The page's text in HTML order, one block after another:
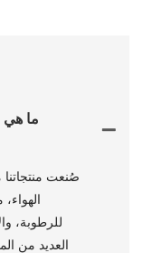
ما هي
صُنعت
للرطوبة،
العديد من